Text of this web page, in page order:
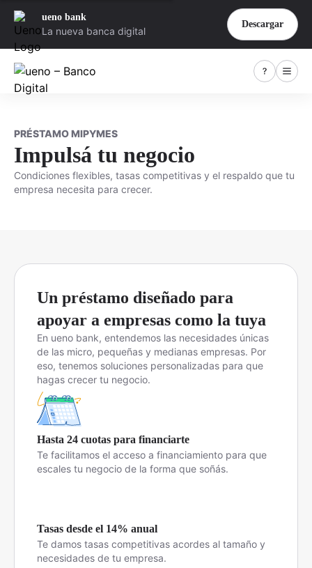
ueno bank
La nueva banca digital
Descargar
PRÉSTAMO MIPYMES
Impulsá tu negocio
Condiciones flexibles, tasas competitivas y el respaldo que tu
empresa necesita para crecer.
Un préstamo diseñado para
apoyar a empresas como la tuya
En ueno bank, entendemos las necesidades únicas
de las micro, pequeñas y medianas empresas. Por
eso, tenemos soluciones personalizadas para que
hagas crecer tu negocio.
Hasta 24 cuotas para financiarte
Te facilitamos el acceso a financiamiento para que
escales tu negocio de la forma que soñás.
Tasas desde el 14% anual
Te damos tasas competitivas acordes al tamaño y
necesidades de tu empresa.